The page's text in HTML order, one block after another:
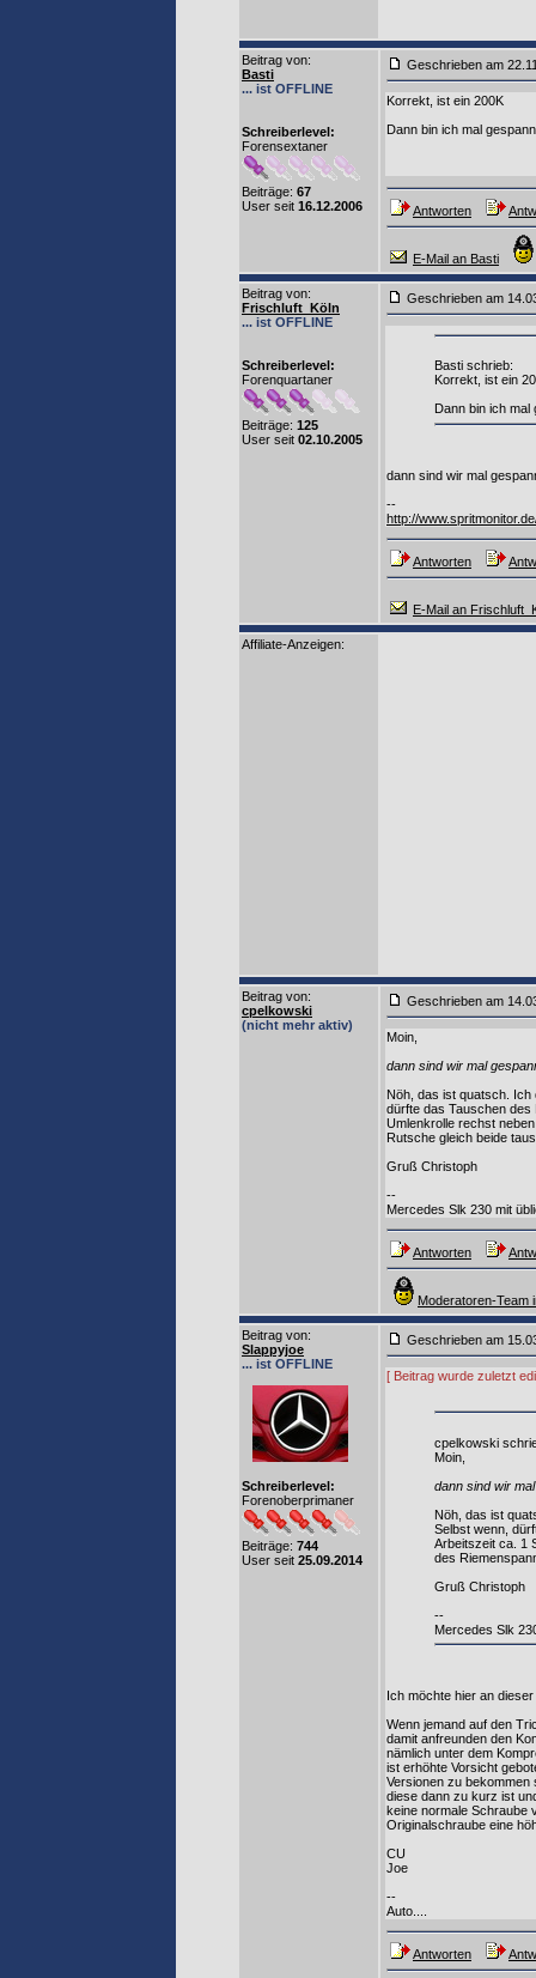
Beitrag von:
Basti
... ist OFFLINE
Schreiberlevel:
Forensextaner
Beiträge: 67
User seit 16.12.2006
Geschrieben am
Korrekt, ist ein 200K
Dann bin ich mal
Antworten
E-Mail an Basti
Beitrag von:
Frischluft_Köln
... ist OFFLINE
Schreiberlevel:
Forenquartaner
Beiträge: 125
User seit 02.10.2005
Geschrieben am
Basti schrieb:
Korrekt, ist ein
Dann bin ich
dann sind wir mal
--
http://
Antworten
E-Mail an
Affiliate-Anzeigen:
Beitrag von:
cpelkowski
(nicht mehr aktiv)
Geschrieben am
Moin,
dann sind wir mal
Nöh, das ist quatsch.
dürfte das Tauschen des
Umlenkrolle rechst
Rutsche gleich beide
Gruß Christoph
--
Mercedes Slk 230 mit
Antworten
Moderatoren-Team
Beitrag von:
Slappyjoe
... ist OFFLINE
Schreiberlevel:
Forenoberprimaner
Beiträge: 744
User seit 25.09.2014
Geschrieben am
[ Beitrag wurde zuletzt
cpelkowski
Moin,
dann sind wir
Nöh, das ist
Selbst wenn,
Arbeitszeit ca. 1
des
Gruß Christoph
--
Mercedes Slk
Ich möchte hier an
Wenn jemand auf den
damit anfreunden den
nämlich unter dem
ist erhöhte Vorsicht
Versionen zu
diese dann zu kurz ist
keine normale Schraube
Originalschraube eine
CU
Joe
--
Auto....
Antworten